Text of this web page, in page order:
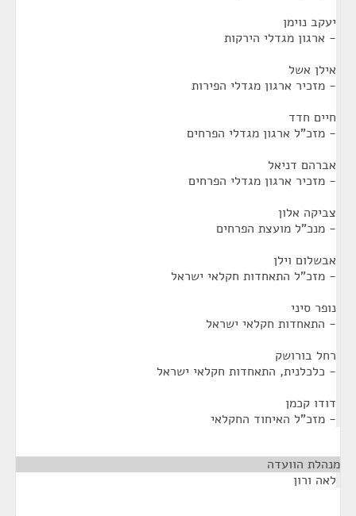
יעקב נוימן
- ארגון מגדלי הירקות
אילן אשל
- מזכיר ארגון מגדלי הפירות
חיים חדד
- מזכ"ל ארגון מגדלי הפרחים
אברהם דניאל
- מזכיר ארגון מגדלי הפרחים
צביקה אלון
- מנכ"ל מועצת הפרחים
אבשלום וילן
- מזכ"ל התאחדות חקלאי ישראל
נופר סיני
- התאחדות חקלאי ישראל
רחל בורושק
- כלכלנית, התאחדות חקלאי ישראל
דודו קכמן
- מזכ"ל האיחוד החקלאי
מנהלת הוועדה
לאה ורון